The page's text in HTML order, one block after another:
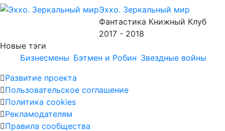
Эххо. Зеркальный мир
Фантастика Книжный Клуб
2017 - 2018
Новые тэги
Бизнесмены Бэтмен и Робин Звездные войны
Развитие проекта
Пользовательское соглашение
Политика cookies
Рекламодателям
Правила сообщества